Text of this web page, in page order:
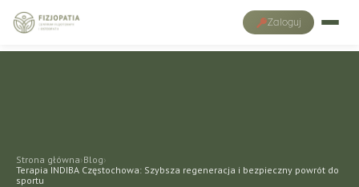
Zaloguj
Strona główna›Blog›
Terapia INDIBA Częstochowa: Szybsza regeneracja i bezpieczny powrót do
sportu